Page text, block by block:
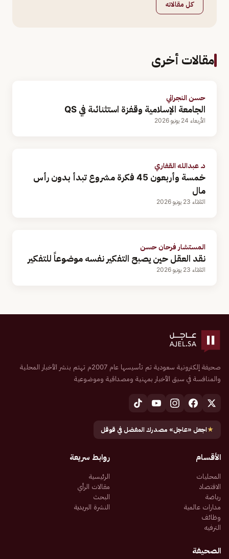
كل مقالاته
مقالات أخرى
حسن النجراني
الجامعة الإسلامية وقفزة استثنائىة في QS
الأربعاء 24 يونيو 2026
د. عبدالله القفاري
خمسة وأربعون 45 فكرة مشروع تبدأ بدون رأس
مال
الثلاثاء 23 يونيو 2026
المستشار فرحان حسن
نقد العقل حين يصبح التفكير نفسه موضوعاً للتفكير
الثلاثاء 23 يونيو 2026
صحيفة إلكترونية سعودية تم تأسيسها عام 2007م تهتم بنشر الأخبار المحلية
والمنافسة في سبق الأخبار بمهنية ومصداقية وموضوعية
★اجعل «عاجل» مصدرك المفضل في قوقل
الأقسام
المحليات
الاقتصاد
رياضة
مدارات عالمية
وظائف
الترفيه
روابط سريعة
الرئيسية
مقالات الرأي
البحث
النشرة البريدية
الصحيفة